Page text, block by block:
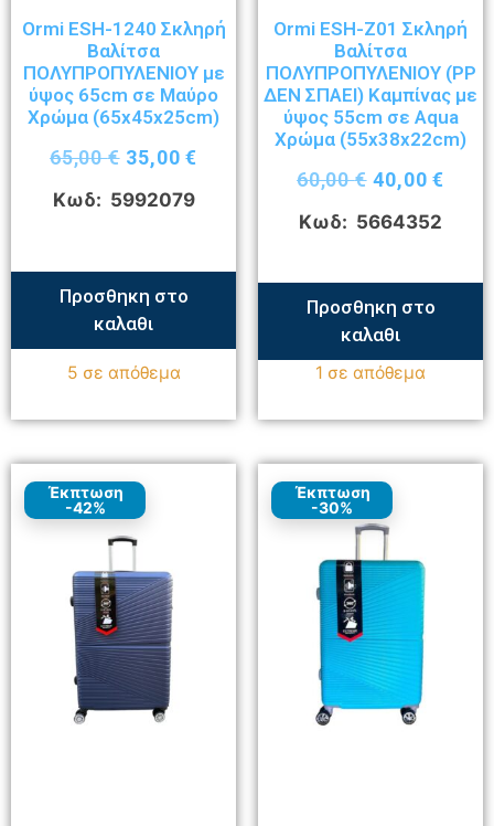
Ormi ESH-1240 Σκληρή
Βαλίτσα
ΠΟΛΥΠΡΟΠΥΛΕΝΙΟΥ με
ύψος 65cm σε Μαύρο
Χρώμα (65x45x25cm)
65,00€ 35,00€
Κωδ: 5992079
Προσθηκη στο
καλαθι
5 σε απόθεμα
Ormi ESH-Z01 Σκληρή
Βαλίτσα
ΠΟΛΥΠΡΟΠΥΛΕΝΙΟΥ (ΡΡ
ΔΕΝ ΣΠΑΕΙ) Καμπίνας με
ύψος 55cm σε Aqua
Χρώμα (55x38x22cm)
60,00€ 40,00€
Κωδ: 5664352
Προσθηκη στο
καλαθι
1 σε απόθεμα
Έκπτωση
-42%
Έκπτωση
-30%